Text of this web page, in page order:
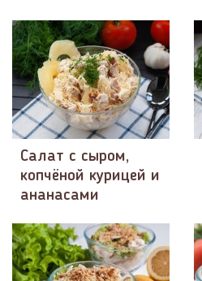
Салат с сыром,
копчёной курицей и
ананасами